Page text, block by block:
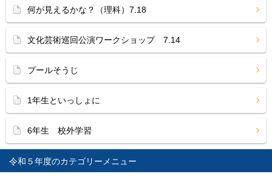
令和５年度
何が見えるかな？（理科）7.18
文化芸術巡回公演ワークショップ 7.14
プールそうじ
1年生といっしょに
6年生 校外学習